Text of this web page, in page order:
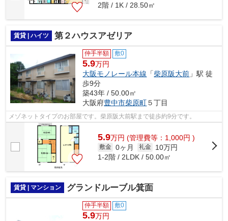
2階 / 1K / 28.50㎡
賃貸 | ハイツ 第２ハウスアゼリア
仲手半額 敷0
5.9万円
大阪モノレール本線 「柴原阪大前 」駅 徒
歩9分
築43年 / 50.00㎡
大阪府豊中市柴原町５丁目
メゾネットタイプのお部屋です。柴原阪大前駅まで徒歩約9分です。
5.9万円 (管理費等：1,000円 )
敷金 0ヶ月 礼金
10万円
1-2階 / 2LDK / 50.00㎡
賃貸 | マンション グランドルーブル箕面
仲手半額 敷0
5.9万円